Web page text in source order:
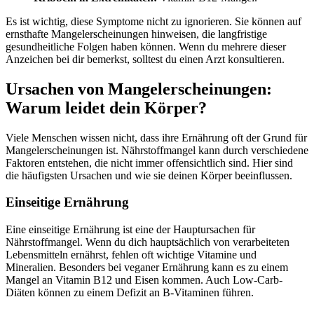
Es ist wichtig, diese Symptome nicht zu ignorieren. Sie können auf
ernsthafte Mangelerscheinungen hinweisen, die langfristige
gesundheitliche Folgen haben können. Wenn du mehrere dieser
Anzeichen bei dir bemerkst, solltest du einen Arzt konsultieren.
Ursachen von Mangelerscheinungen:
Warum leidet dein Körper?
Viele Menschen wissen nicht, dass ihre Ernährung oft der Grund für
Mangelerscheinungen ist. Nährstoffmangel kann durch verschiedene
Faktoren entstehen, die nicht immer offensichtlich sind. Hier sind
die häufigsten Ursachen und wie sie deinen Körper beeinflussen.
Einseitige Ernährung
Eine einseitige Ernährung ist eine der Hauptursachen für
Nährstoffmangel. Wenn du dich hauptsächlich von verarbeiteten
Lebensmitteln ernährst, fehlen oft wichtige Vitamine und
Mineralien. Besonders bei veganer Ernährung kann es zu einem
Mangel an Vitamin B12 und Eisen kommen. Auch Low-Carb-
Diäten können zu einem Defizit an B-Vitaminen führen.